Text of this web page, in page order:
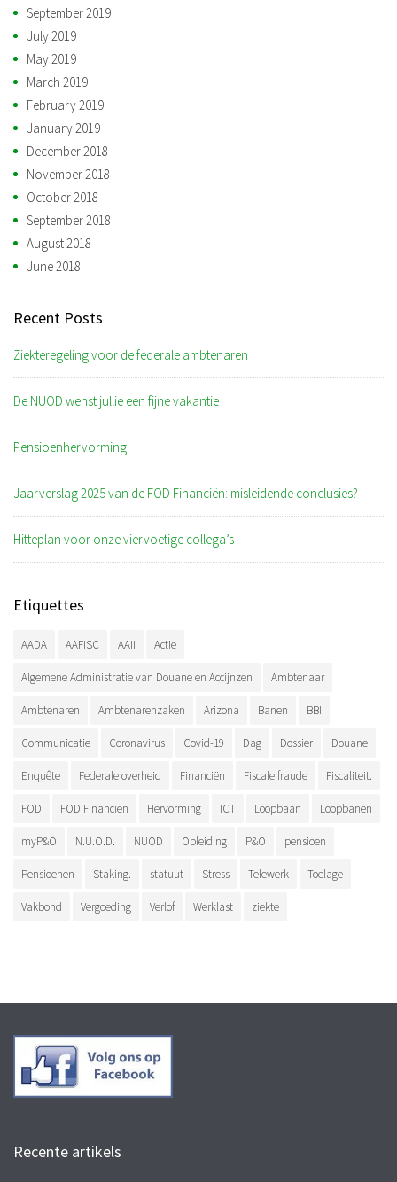
September 2019
July 2019
May 2019
March 2019
February 2019
January 2019
December 2018
November 2018
October 2018
September 2018
August 2018
June 2018
Recent Posts
Ziekteregeling voor de federale ambtenaren
De NUOD wenst jullie een fijne vakantie
Pensioenhervorming
Jaarverslag 2025 van de FOD Financiën: misleidende conclusies?
Hitteplan voor onze viervoetige collega’s
Etiquettes
AADA AAFISC AAII Actie
Algemene Administratie van Douane en Accijnzen Ambtenaar
Ambtenaren Ambtenarenzaken Arizona Banen BBI
Communicatie Coronavirus Covid-19 Dag Dossier Douane
Enquête Federale overheid Financiën Fiscale fraude Fiscaliteit.
FOD FOD Financiën Hervorming ICT Loopbaan Loopbanen
myP&O N.U.O.D. NUOD Opleiding P&O pensioen
Pensioenen Staking. statuut Stress Telewerk Toelage
Vakbond Vergoeding Verlof Werklast ziekte
Recente artikels